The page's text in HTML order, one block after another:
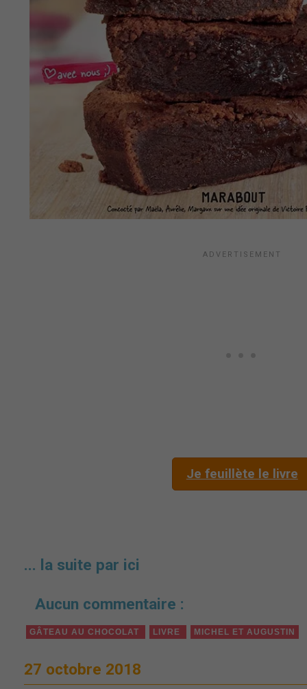
Je feuillète le livre
... la suite par ici
Aucun commentaire :
GÂTEAU AU CHOCOLAT LIVRE MICHEL ET AUGUSTIN
27 octobre 2018